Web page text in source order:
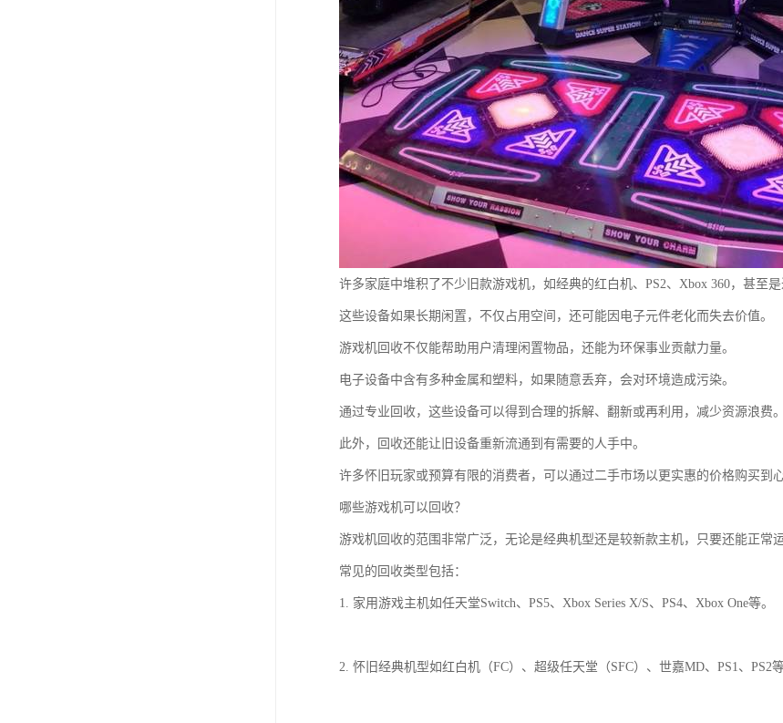
许多家庭中堆积了不少旧款游戏机，如经典的红白机、PS2、Xbox 360，甚至是
这些设备如果长期闲置，不仅占用空间，还可能因电子元件老化而失去价值。
游戏机回收不仅能帮助用户清理闲置物品，还能为环保事业贡献力量。
电子设备中含有多种金属和塑料，如果随意丢弃，会对环境造成污染。
通过专业回收，这些设备可以得到合理的拆解、翻新或再利用，减少资源浪费。
此外，回收还能让旧设备重新流通到有需要的人手中。
许多怀旧玩家或预算有限的消费者，可以通过二手市场以更实惠的价格购买到
哪些游戏机可以回收？
游戏机回收的范围非常广泛，无论是经典机型还是较新款主机，只要还能正常
常见的回收类型包括：
1. 家用游戏主机如任天堂Switch、PS5、Xbox Series X/S、PS4、Xbox One等。
2. 怀旧经典机型如红白机（FC）、超级任天堂（SFC）、世嘉MD、PS1、PS2等